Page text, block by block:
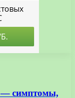
— симптомы,